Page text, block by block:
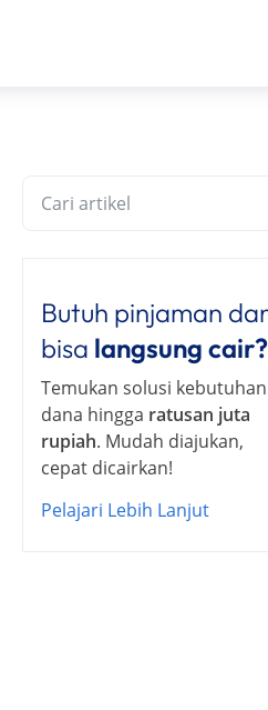
Butuh pinjaman
bisa langsung cair?
Temukan solusi kebutuhan
dana hingga ratusan juta
rupiah. Mudah diajukan,
cepat dicairkan!
Pelajari Lebih Lanjut